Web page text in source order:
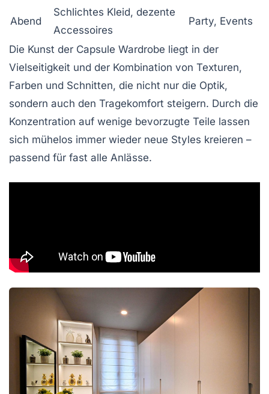
Abend
Schlichtes Kleid, dezente
Accessoires
Party, Events
Die Kunst der Capsule Wardrobe liegt in der
Vielseitigkeit und der Kombination von Texturen,
Farben und Schnitten, die nicht nur die Optik,
sondern auch den Tragekomfort steigern. Durch die
Konzentration auf wenige bevorzugte Teile lassen
sich mühelos immer wieder neue Styles kreieren –
passend für fast alle Anlässe.